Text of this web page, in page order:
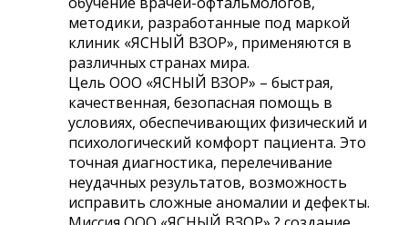
методики, разработанные под маркой
клиник «ЯСНЫЙ ВЗОР», применяются в
различных странах мира.
Цель ООО «ЯСНЫЙ ВЗОР» – быстрая,
качественная, безопасная помощь в
условиях, обеспечивающих физический и
психологический комфорт пациента. Это
точная диагностика, перелечивание
неудачных результатов, возможность
исправить сложные аномалии и дефекты.